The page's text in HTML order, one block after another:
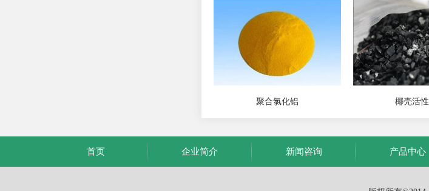
聚合氯化铝 椰壳活
首页 企业简介 新闻咨询 产品中心